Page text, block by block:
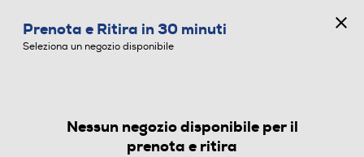
EPILATORI A LUCE PULSATA
Prenota e Ritira in 30 minuti
Seleziona un negozio disponibile
Nessun negozio disponibile per il
prenota e ritira